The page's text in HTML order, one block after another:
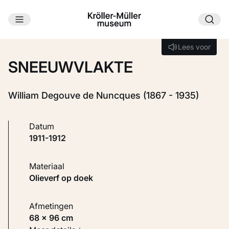
Ga naar hoofdinhoud
Lees voor
Lees voor
SNEEUWVLAKTE
William Degouve de Nuncques (1867 - 1935)
Datum
1911-1912
Materiaal
Olieverf op doek
Afmetingen
68 × 96 cm